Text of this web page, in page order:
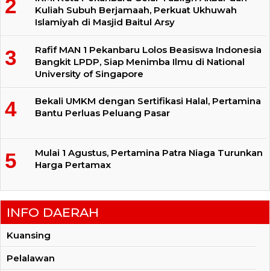
Kuliah Subuh Berjamaah, Perkuat Ukhuwah
Islamiyah di Masjid Baitul Arsy
Rafif MAN 1 Pekanbaru Lolos Beasiswa Indonesia
Bangkit LPDP, Siap Menimba Ilmu di National
University of Singapore
Bekali UMKM dengan Sertifikasi Halal, Pertamina
Bantu Perluas Peluang Pasar
Mulai 1 Agustus, Pertamina Patra Niaga Turunkan
Harga Pertamax
INFO DAERAH
Kuansing
Pelalawan